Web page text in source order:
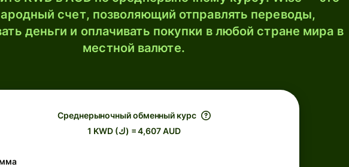
счет, позволяющий отправлять переводы,
деньги и оплачивать покупки в любой стране мира в
местной валюте.
Среднерыночный обменный курс
1 KWD (ك) = 4,607 AUD